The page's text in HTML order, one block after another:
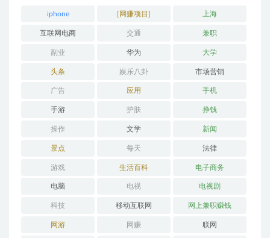
iphone [网赚项目] 上海
互联网电商 交通 兼职
副业 华为 大学
头条 娱乐八卦 市场营销
广告 应用 手机
手游 护肤 挣钱
操作 文学 新闻
景点 每天 法律
游戏 生活百科 电子商务
电脑 电视 电视剧
科技 移动互联网 网上兼职赚钱
网游 网赚 联网